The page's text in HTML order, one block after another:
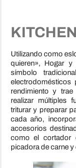
Utilizando como
quieren», Hogar y
símbolo
rendimiento y
realizar múltiples
triturar y preparar
cada año,
accesorios
como el cortador
picadora de carne y